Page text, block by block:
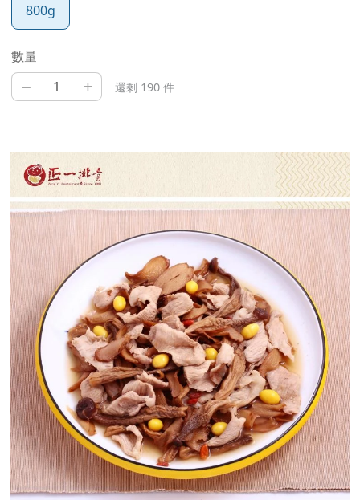
800g
數量
– + 還剩 190 件